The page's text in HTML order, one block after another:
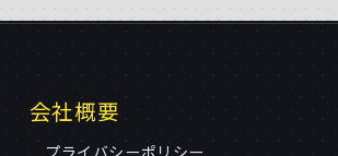
会社概要
プライバシーポリシー